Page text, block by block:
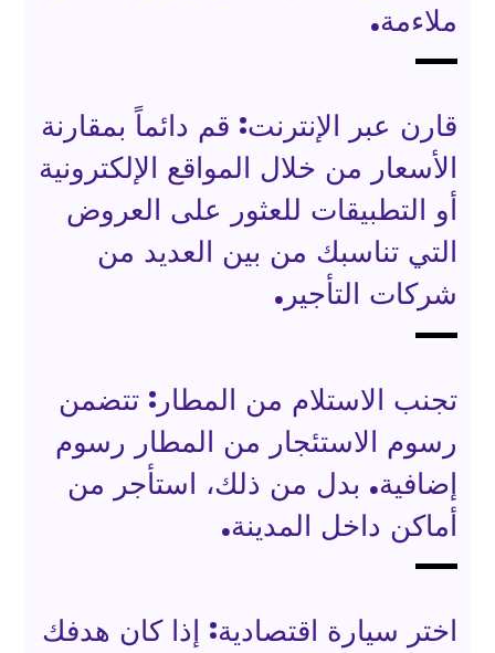
ملاءمة.
قارن عبر الإنترنت: قم دائماً بمقارنة
الأسعار من خلال المواقع الإلكترونية
أو التطبيقات للعثور على العروض
التي تناسبك من بين العديد من
شركات التأجير.
تجنب الاستلام من المطار: تتضمن
رسوم الاستئجار من المطار رسوم
إضافية. بدل من ذلك، استأجر من
أماكن داخل المدينة.
اختر سيارة اقتصادية: إذا كان هدفك